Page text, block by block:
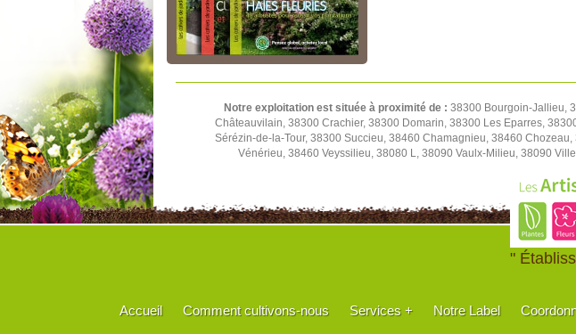
Notre exploitation est située à proximité de : 38300 Bourgoin-Jallieu,
Châteauvilain, 38300 Crachier, 38300 Domarin, 38300 Les Eparres,
Sérézin-de-la-Tour, 38300 Succieu, 38460 Chamagnieu, 38460
Vénérieu, 38460 Veyssilieu, 38080 L, 38090 Vaulx-Milieu, 38090
"
Accueil Comment cultivons-nous Services + Notre Label